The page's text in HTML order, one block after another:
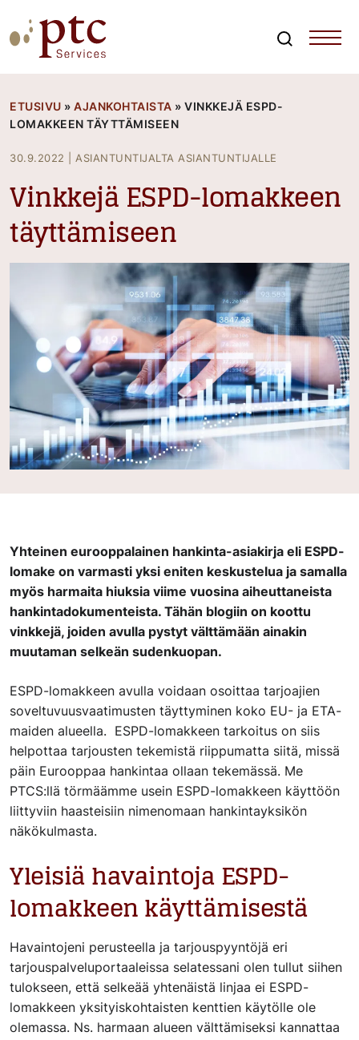
to
content
ETUSIVU » AJANKOHTAISTA » VINKKEJÄ ESPD-
LOMAKKEEN TÄYTTÄMISEEN
30.9.2022 ASIANTUNTIJALTA ASIANTUNTIJALLE
Vinkkejä ESPD-lomakkeen
täyttämiseen
Yhteinen eurooppalainen hankinta-asiakirja eli ESPD-
lomake on varmasti yksi eniten keskustelua ja samalla
myös harmaita hiuksia viime vuosina aiheuttaneista
hankintadokumenteista. Tähän blogiin on koottu
vinkkejä, joiden avulla pystyt välttämään ainakin
muutaman selkeän sudenkuopan.
ESPD-lomakkeen avulla voidaan osoittaa tarjoajien
soveltuvuusvaatimusten täyttyminen koko EU- ja ETA-
maiden alueella. ESPD-lomakkeen tarkoitus on siis
helpottaa tarjousten tekemistä riippumatta siitä, missä
päin Eurooppaa hankintaa ollaan tekemässä. Me
PTCS:llä törmäämme usein ESPD-lomakkeen käyttöön
liittyviin haasteisiin nimenomaan hankintayksikön
näkökulmasta.
Yleisiä havaintoja ESPD-
lomakkeen käyttämisestä
Havaintojeni perusteella ja tarjouspyyntöjä eri
tarjouspalveluportaaleissa selatessani olen tullut siihen
tulokseen, että selkeää yhtenäistä linjaa ei ESPD-
lomakkeen yksityiskohtaisten kenttien käytölle ole
olemassa. Ns. harmaan alueen välttämiseksi kannattaa